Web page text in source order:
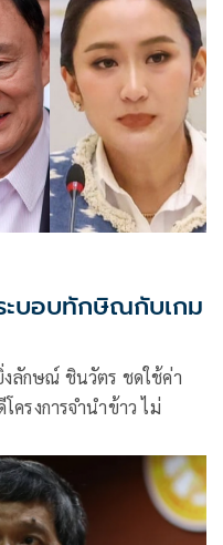
ะบอบทักษิณกับเกม
ลักษณ์ ชินวัตร ชดใช้ค่า
ครงการจำนำข้าว ไม่